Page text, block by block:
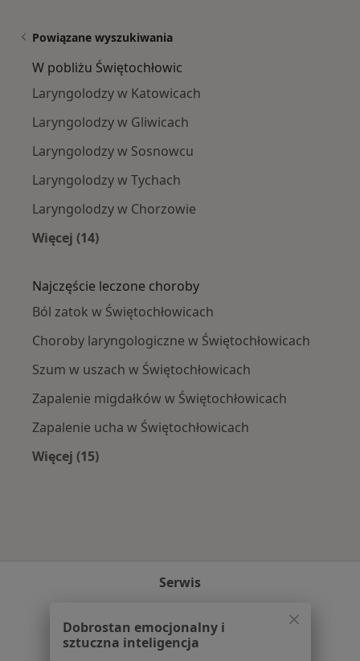
Powiązane wyszukiwania
W pobliżu Świętochłowic
Laryngolodzy w Katowicach
Laryngolodzy w Gliwicach
Laryngolodzy w Sosnowcu
Laryngolodzy w Tychach
Laryngolodzy w Chorzowie
Więcej (14)
Najczęście leczone choroby
Ból zatok w Świętochłowicach
Choroby laryngologiczne w Świętochłowicach
Szum w uszach w Świętochłowicach
Zapalenie migdałków w Świętochłowicach
Zapalenie ucha w Świętochłowicach
Więcej (15)
Serwis
Polityka prywatności pacjentów
Polityka prywatności profesjonalistów
Dobrostan emocjonalny i
sztuczna inteligencja